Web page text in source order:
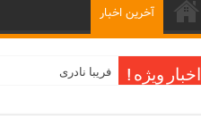
آخرین اخبار
اخبار ویژه ! فریبا نادری